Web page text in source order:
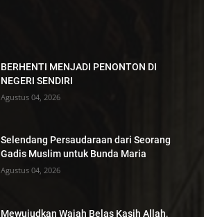
BERHENTI MENJADI PENONTON DI
NEGERI SENDIRI
Agustus 04, 2026
Selendang Persaudaraan dari Seorang
Gadis Muslim untuk Bunda Maria
Agustus 04, 2026
Mewujudkan Wajah Belas Kasih Allah,